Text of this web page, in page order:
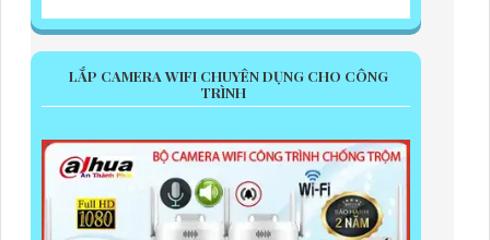
LẮP CAMERA WIFI CHUYÊN DỤNG CHO CÔNG
TRÌNH